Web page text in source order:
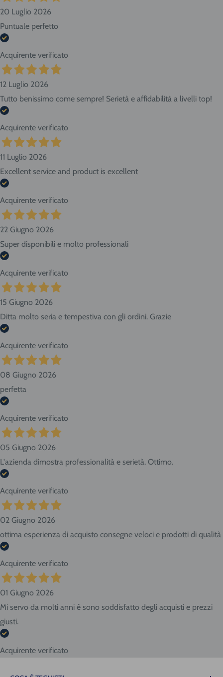
20 Luglio 2026
Puntuale perfetto
Acquirente verificato
12 Luglio 2026
Tutto benissimo come sempre! Serietà e affidabilità a livelli top!
Acquirente verificato
11 Luglio 2026
Excellent service and product is excellent
Acquirente verificato
22 Giugno 2026
Super disponibili e molto professionali
Acquirente verificato
15 Giugno 2026
Ditta molto seria e tempestiva con gli ordini. Grazie
Acquirente verificato
08 Giugno 2026
perfetta
Acquirente verificato
05 Giugno 2026
L'azienda dimostra professionalità e serietà. Ottimo.
Acquirente verificato
02 Giugno 2026
ottima esperienza di acquisto consegne veloci e prodotti di qualità
Acquirente verificato
01 Giugno 2026
Mi servo da molti anni è sono soddisfatto degli acquisti e prezzi
giusti.
Acquirente verificato